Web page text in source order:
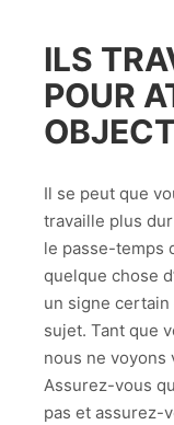
ILS
POUR
Il se peut que
travaille plus
le passe-temps
quelque chose
un signe certain
sujet. Tant que
nous ne voyons
Assurez-vous
pas et assurez-